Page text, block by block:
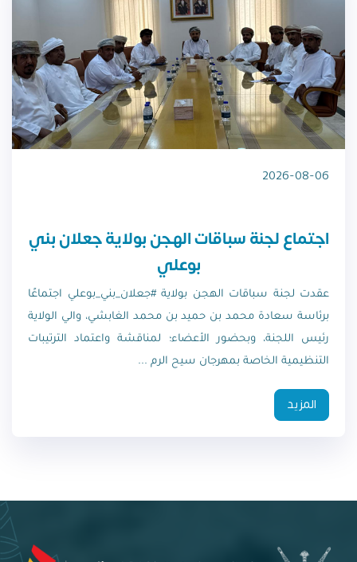
2026-08-06
اجتماع لجنة سباقات الهجن بولاية جعلان بني
بوعلي
عقدت لجنة سباقات الهجن بولاية #جعلان_بني_بوعلي اجتماعًا
برئاسة سعادة محمد بن حميد بن محمد الغابشي، والي الولاية
رئيس اللجنة، وبحضور الأعضاء؛ لمناقشة واعتماد الترتيبات
التنظيمية الخاصة بمهرجان سيح الرم ...
المزيد